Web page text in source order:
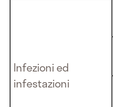
Infezioni ed
infestazioni